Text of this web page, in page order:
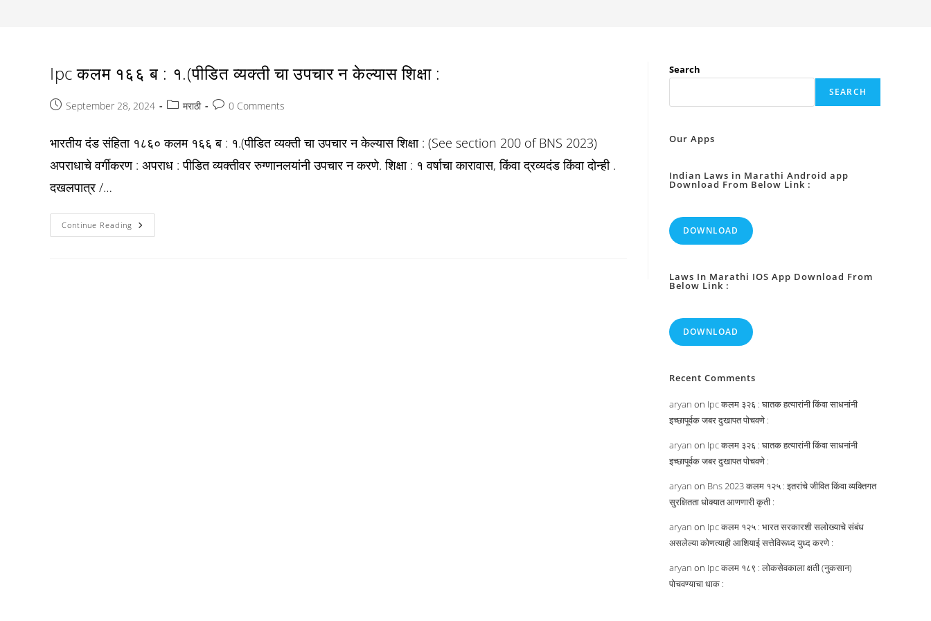
Ipc कलम १६६ ब : १.(पीडित व्यक्ती चा उपचार न केल्यास शिक्षा :
PostSeptember 28, 2024
Postमराठी
Post0 Comments
भारतीय दंड संहिता १८६० कलम १६६ ब : १.(पीडित व्यक्ती चा उपचार न केल्यास शिक्षा : (See section 200 of BNS 2023)
अपराधाचे वर्गीकरण : अपराध : पीडित व्यक्तीवर रुग्णानलयांनी उपचार न करणे. शिक्षा : १ वर्षाचा कारावास, किंवा द्रव्यदंड किंवा दोन्ही .
दखलपात्र /…
Continue Reading Ipc
कलम
Search
SEARCH
Our Apps
Indian Laws in Marathi Android app
Download From Below Link :
DOWNLOAD
Laws In Marathi IOS App Download From
Below Link :
DOWNLOAD
Recent Comments
aryan on Ipc कलम ३२६ : घातक हत्यारांनी किंवा साधनांनी
इच्छापूर्वक जबर दुखापत पोचवणे :
aryan on Ipc कलम ३२६ : घातक हत्यारांनी किंवा साधनांनी
इच्छापूर्वक जबर दुखापत पोचवणे :
aryan on Bns 2023 कलम १२५ : इतरांचे जीवित किंवा व्यक्तिगत
सुरक्षितता धोक्यात आणणारी कृती :
aryan on Ipc कलम १२५ : भारत सरकारशी सलोख्याचे संबंध
असलेल्या कोणत्याही आशियाई सत्तेविरूध्द युध्द करणे :
aryan on Ipc कलम १८९ : लोकसेवकाला क्षती (नुकसान)
पोचवण्याचा धाक :